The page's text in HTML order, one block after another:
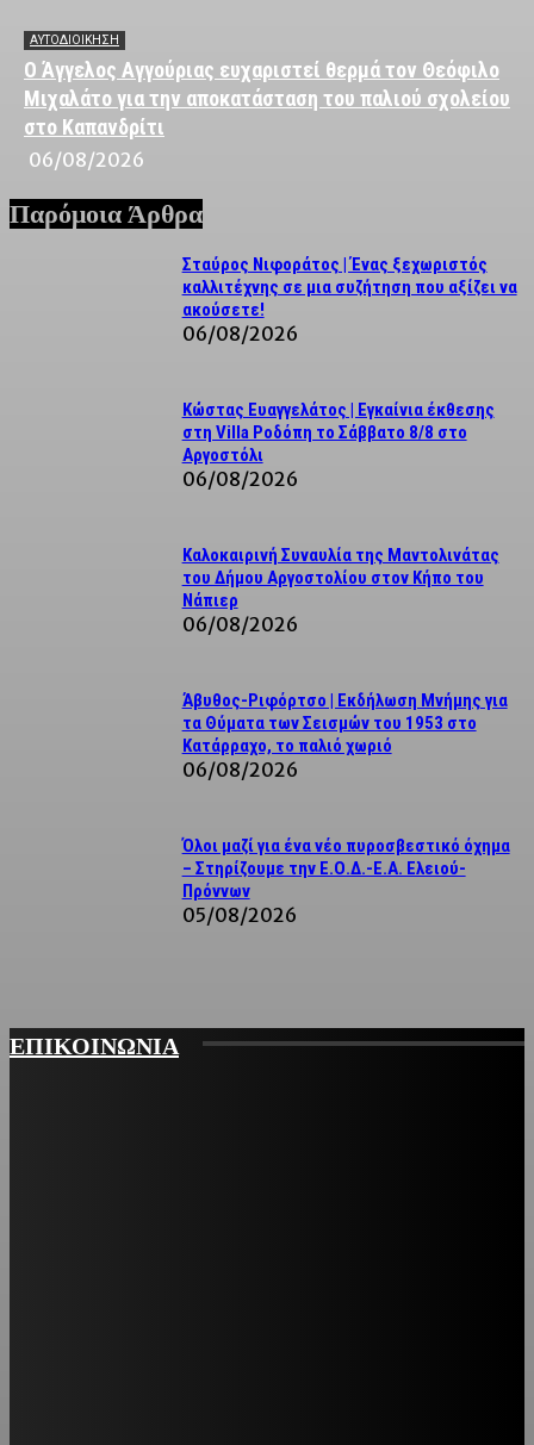
ΑΥΤΟΔΙΟΙΚΗΣΗ
Ο Άγγελος Αγγούριας ευχαριστεί θερμά τον Θεόφιλο
Μιχαλάτο για την αποκατάσταση του παλιού σχολείου
στο Καπανδρίτι
06/08/2026
Παρόμοια Άρθρα
Σταύρος Νιφοράτος | Ένας ξεχωριστός
καλλιτέχνης σε μια συζήτηση που αξίζει να
ακούσετε!
06/08/2026
Κώστας Ευαγγελάτος | Εγκαίνια έκθεσης
στη Villa Ροδόπη το Σάββατο 8/8 στο
Αργοστόλι
06/08/2026
Καλοκαιρινή Συναυλία της Μαντολινάτας
του Δήμου Αργοστολίου στον Κήπο του
Νάπιερ
06/08/2026
Άβυθος-Ριφόρτσο | Εκδήλωση Μνήμης για
τα Θύματα των Σεισμών του 1953 στο
Κατάρραχο, το παλιό χωριό
06/08/2026
Όλοι μαζί για ένα νέο πυροσβεστικό όχημα
– Στηρίζουμε την Ε.Ο.Δ.-Ε.Α. Ελειού-
Πρόννων
05/08/2026
ΕΠΙΚΟΙΝΩΝΙΑ